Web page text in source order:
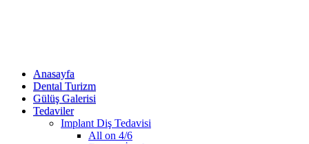
Anasayfa
Dental Turizm
Gülüş Galerisi
Tedaviler
Implant Diş Tedavisi
All on 4/6